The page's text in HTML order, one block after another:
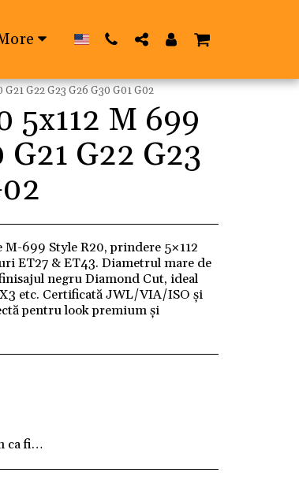
G22 G23 G26 G30 G01 G02
5x112 M 699
G22 G23
M-699 Style R20, prindere 5×112
ET27 & ET43. Diametrul mare de
negru Diamond Cut, ideal
etc. Certificată JWL/VIA/ISO și
pentru look premium și
ca fiecare client să fie pe deplin